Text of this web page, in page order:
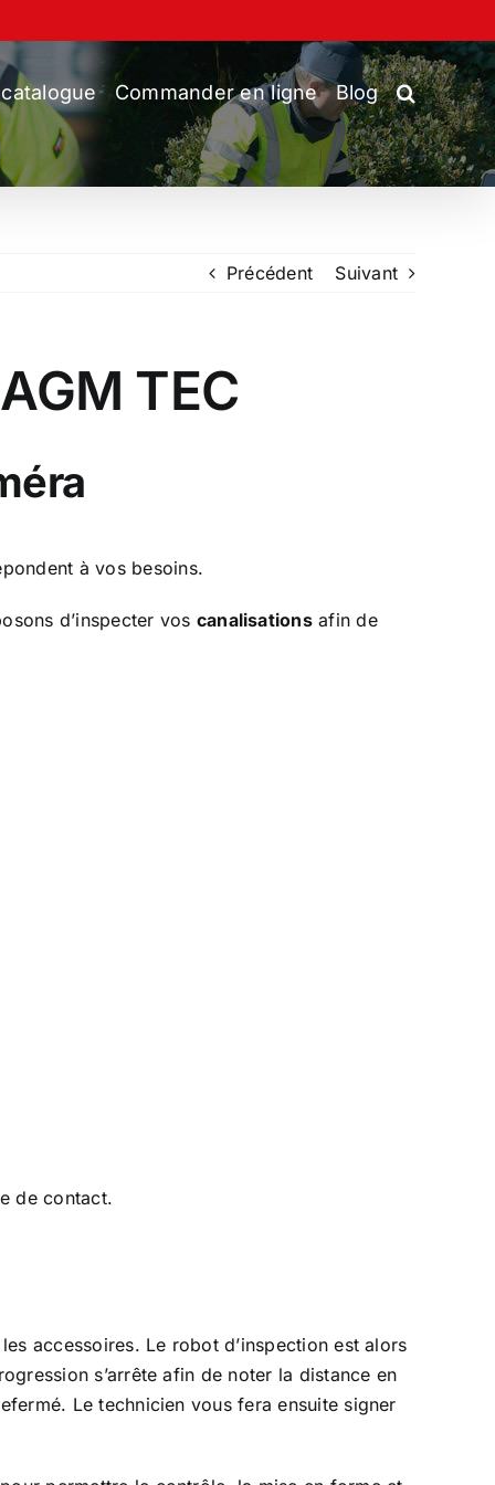
Commander en ligne Blog
Précédent Suivant
TEC
à vos besoins.
d’inspecter vos canalisationsafin de
de contact.
accessoires. Le robot d’inspection est alors
s’arrête afin de noter la distance en
Le technicien vous fera ensuite signer